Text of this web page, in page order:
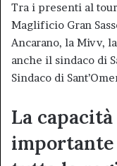
Tra i presenti al
Maglificio Gran
Ancarano, la Mivv,
anche il sindaco di
Sindaco di
La